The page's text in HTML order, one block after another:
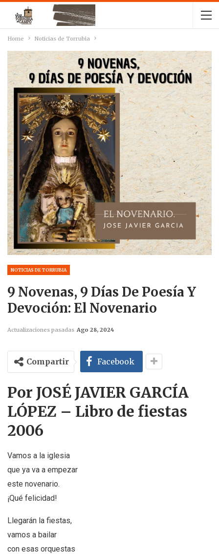
Home Noticias de Torrubia
NOTICIAS DE TORRUBIA
9 Novenas, 9 Días De Poesía Y
Devoción: El Novenario
Actualizaciones pasadas Ago 28, 2024
Compartir Facebook
Por JOSÉ JAVIER GARCÍA
LÓPEZ – Libro de fiestas
2006
Vamos a la iglesia
que ya va a empezar
este novenario.
¡Qué felicidad!
Llegarán la fiestas,
vamos a bailar
con esas orquestas